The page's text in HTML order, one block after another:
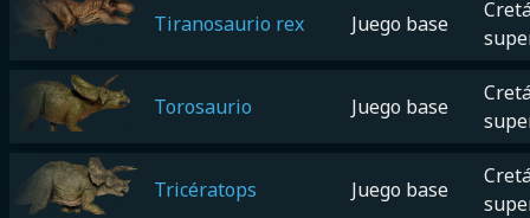
Tiranosaurio rex Juego base
Torosaurio Juego base
Tricératops Juego base